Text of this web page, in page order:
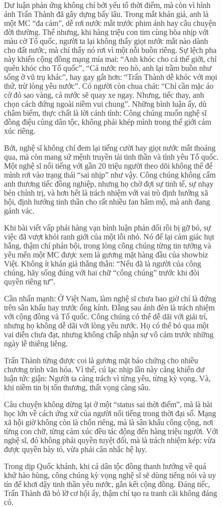
Dư luận phản ứng không chỉ bởi yếu tố thời điểm, mà còn vì hình
ảnh Trấn Thành đã gây dựng bấy lâu. Trong mắt khán giả, anh là
một MC “đa cảm”, dễ rơi nước mắt trước phim ảnh hay câu chuyện
đời thường. Thế nhưng, khi hàng triệu con tim cùng hòa nhịp với
màu cờ Tổ quốc, người ta lại không thấy giọt nước mắt nào dành
cho đất nước, mà chỉ thấy nó rơi vì một nỗi buồn riêng. Sự lệch pha
này khiến cộng đồng mạng mỉa mai: “Anh khóc cho cả thế giới, chỉ
quên khóc cho Tổ quốc”, “Cả nước reo hò, anh lại trầm buồn như
sống ở vũ trụ khác”, hay gay gắt hơn: “Trấn Thành dễ khóc với mọi
thứ, trừ lòng yêu nước”. Có người còn chua chát: “Chỉ cần mặc áo
cờ đỏ sao vàng, cả nước sẽ quay xe ngay. Nhưng, tiếc thay, anh
chọn cách đứng ngoài niềm vui chung”. Những bình luận ấy, dù
châm biếm, thực chất là lời cảnh tỉnh: Công chúng muốn nghệ sĩ
đồng điệu cùng dân tộc, không phải khép mình trong thế giới cảm
xúc riêng.
Bởi, nghệ sĩ không chỉ đem lại tiếng cười hay giọt nước mắt thoáng
qua, mà còn mang sứ mệnh truyền tải tinh thần và tình yêu Tổ quốc.
Một nghệ sĩ nổi tiếng với gần 20 triệu người theo dõi không thể để
mình rơi vào trạng thái “sai nhịp” như vậy. Công chúng không cấm
anh thương tiếc đồng nghiệp, nhưng họ chờ đợi sự tinh tế, sự nhạy
bén chính trị, và hơn hết là trách nhiệm với vai trò định hướng xã
hội, định hướng tinh thần cho rất nhiều fan hâm mộ, mà anh đang
gánh vác.
Khi bài viết vấp phải hàng vạn bình luận phản đối rồi bị gỡ bỏ, sự
việc đã vượt khỏi ranh giới của một lỗi nhỏ. Nó để lại cảm giác hụt
hẫng, thậm chí phản bội, trong lòng công chúng từng tin tưởng và
yêu mến một MC được xem là gương mặt hàng đầu của showbiz
Việt. Không ít khán giả thẳng thắn: “Nếu đã là người của công
chúng, hãy sống đúng với hai chữ “công chúng” trước khi đòi
quyền riêng tư”.
Cần nhấn mạnh: Ở Việt Nam, làm nghệ sĩ chưa bao giờ chỉ là đứng
trên sân khấu hay trước ống kính. Đằng sau ánh đèn là trách nhiệm
với cộng đồng và Tổ quốc. Công chúng có thể dễ dãi với giải trí,
nhưng họ không dễ dãi với lòng yêu nước. Họ có thể bỏ qua một
vai diễn chưa đạt, nhưng không chấp nhận sự vô cảm trước những
ngày lễ thiêng liêng.
Trấn Thành từng được coi là gương mặt bảo chứng cho nhiều
chương trình văn hóa. Vì thế, cú lạc nhịp lần này càng khiến dư
luận tức giận: Người ta càng trách vì từng yêu, từng kỳ vọng. Và,
khi niềm tin bị tổn thương, thất vọng càng sâu.
Câu chuyện không dừng lại ở một “status sai thời điểm”, mà là bài
học lớn về cách ứng xử của người nổi tiếng trong thời đại số. Mạng
xã hội giờ không còn là chốn riêng, mà là sân khấu công cộng, nơi
từng con chữ, từng cảm xúc đều tác động đến hàng triệu người. Với
nghệ sĩ, đó không phải quyền tuyệt đối, mà là trách nhiệm kép: vừa
được quyền bày tỏ, vừa phải cân nhắc hệ lụy.
Trong dịp Quốc khánh, khi cả dân tộc đồng thanh hướng về quá
khứ hào hùng, công chúng kỳ vọng nghệ sĩ sẽ dùng tiếng nói và uy
tín để khơi dậy tinh thần yêu nước, gắn kết cộng đồng. Đáng tiếc,
Trấn Thành đã bỏ lỡ cơ hội ấy, thậm chí tạo ra tranh cãi không đáng
có.